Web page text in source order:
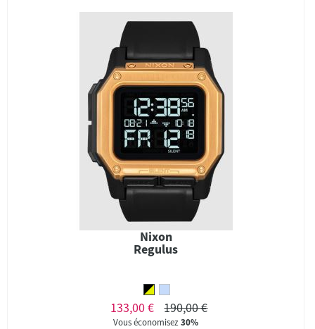
Nixon
Regulus
133,00 € 190,00 €
Vous économisez30%